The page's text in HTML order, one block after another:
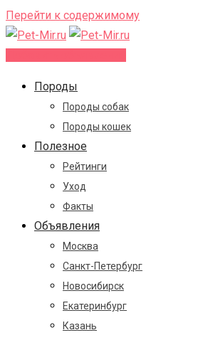
Перейти к содержимому
Породы
Породы собак
Породы кошек
Полезное
Рейтинги
Уход
Факты
Объявления
Москва
Санкт-Петербург
Новосибирск
Екатеринбург
Казань